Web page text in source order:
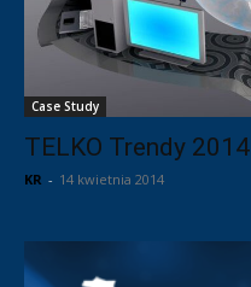
Case Study
TELKO Trendy 2014
KR - 14 kwietnia 2014